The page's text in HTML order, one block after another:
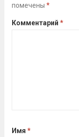
помечены *
Комментарий *
Имя *